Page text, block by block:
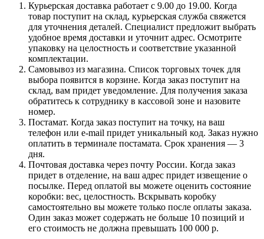
Курьерская доставка работает с 9.00 до 19.00. Когда
товар поступит на склад, курьерская служба свяжется
для уточнения деталей. Специалист предложит выбрать
удобное время доставки и уточнит адрес. Осмотрите
упаковку на целостность и соответствие указанной
комплектации.
Самовывоз из магазина. Список торговых точек для
выбора появится в корзине. Когда заказ поступит на
склад, вам придет уведомление. Для получения заказа
обратитесь к сотруднику в кассовой зоне и назовите
номер.
Постамат. Когда заказ поступит на точку, на ваш
телефон или e-mail придет уникальный код. Заказ нужно
оплатить в терминале постамата. Срок хранения — 3
дня.
Почтовая доставка через почту России. Когда заказ
придет в отделение, на ваш адрес придет извещение о
посылке. Перед оплатой вы можете оценить состояние
коробки: вес, целостность. Вскрывать коробку
самостоятельно вы можете только после оплаты заказа.
Один заказ может содержать не больше 10 позиций и
его стоимость не должна превышать 100 000 р.